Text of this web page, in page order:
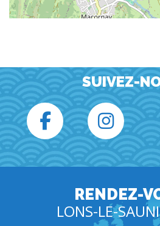
SUIVEZ-
RENDEZ-
LONS-LE-